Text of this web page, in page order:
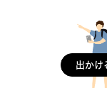
出かけ